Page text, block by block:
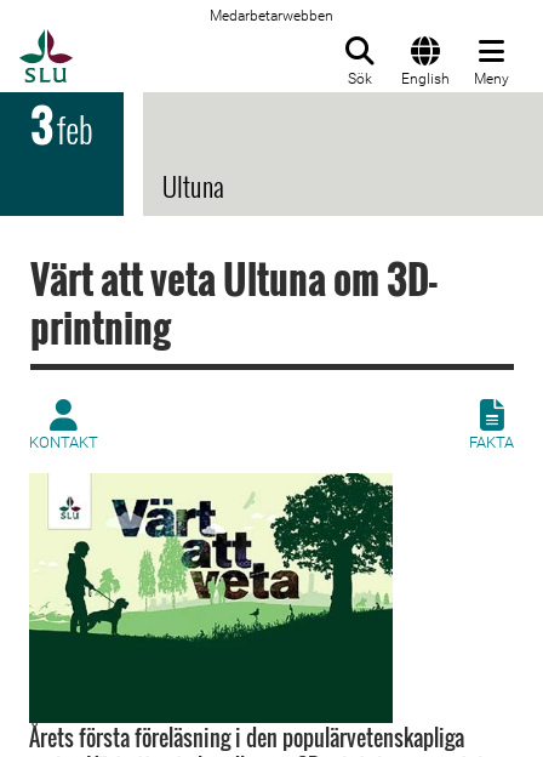
Medarbetarwebben
Sök English Meny
3feb
Ultuna
Värt att veta Ultuna om 3D-
printning
KONTAKT FAKTA
Årets första föreläsning i den populärvetenskapliga